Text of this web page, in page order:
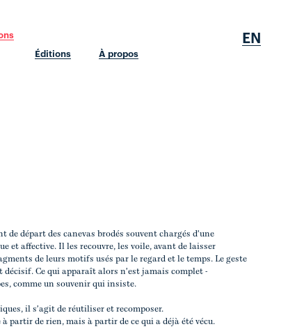
Éditions
À propos
EN
de départ des canevas brodés souvent chargés d'une
et affective. Il les recouvre, les voile, avant de laisser
de leurs motifs usés par le regard et le temps. Le geste
décisif. Ce qui apparaît alors n'est jamais complet -
comme un souvenir qui insiste.
il s'agit de réutiliser et recomposer.
à partir de rien, mais à partir de ce qui a déjà été vécu.